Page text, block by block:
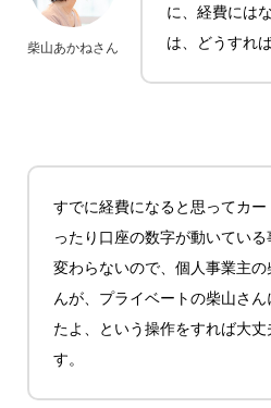
柴山あかねさん
に、経費には
は、どうすれ
すでに経費になると思ってカー
ったり口座の数字が動いている
変わらないので、個人事業主の
んが、プライベートの柴山さん
たよ、という操作をすれば大丈
す。